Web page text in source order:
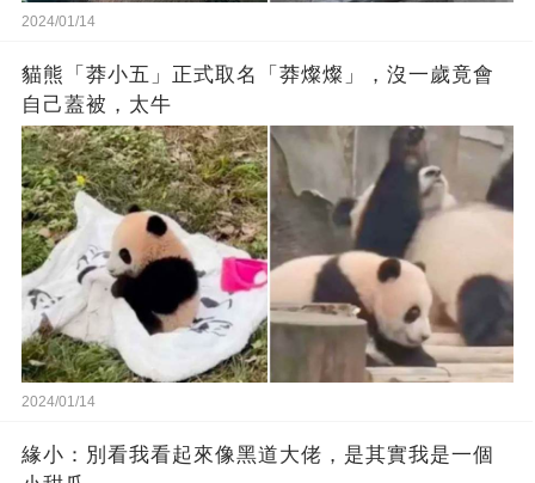
2024/01/14
貓熊「莽小五」正式取名「莽燦燦」，沒一歲竟會
自己蓋被，太牛
2024/01/14
緣小：別看我看起來‬像‬黑道‬大佬‬，是其實我是一個